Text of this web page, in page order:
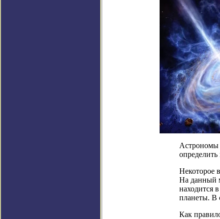
Астрономы
Некоторое
На данный
находится
планеты. В
Как